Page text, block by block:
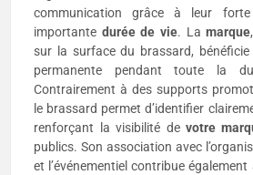
communication grâce à leur
importante durée de vie. Lamarque
sur la surface du brassard, bénéficie
permanente pendant toute la
Contrairement à des supports
le brassard permet d’identifier
renforçant la visibilité de votre
publics. Son association avec
et l’événementiel contribue